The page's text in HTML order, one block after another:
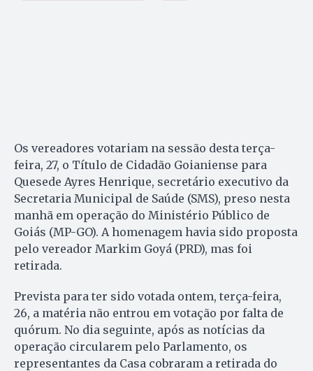
Os vereadores votariam na sessão desta terça-
feira, 27, o Título de Cidadão Goianiense para
Quesede Ayres Henrique, secretário executivo da
Secretaria Municipal de Saúde (SMS), preso nesta
manhã em operação do Ministério Público de
Goiás (MP-GO). A homenagem havia sido proposta
pelo vereador Markim Goyá (PRD), mas foi
retirada.
Prevista para ter sido votada ontem, terça-feira,
26, a matéria não entrou em votação por falta de
quórum. No dia seguinte, após as notícias da
operação circularem pelo Parlamento, os
representantes da Casa cobraram a retirada do